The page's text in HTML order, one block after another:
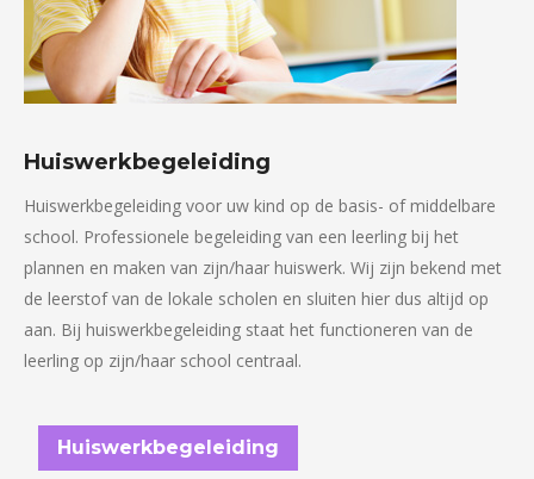
Huiswerkbegeleiding
Huiswerkbegeleiding voor uw kind op de basis- of middelbare
school. Professionele begeleiding van een leerling bij het
plannen en maken van zijn/haar huiswerk. Wij zijn bekend met
de leerstof van de lokale scholen en sluiten hier dus altijd op
aan. Bij huiswerkbegeleiding staat het functioneren van de
leerling op zijn/haar school centraal.
Huiswerkbegeleiding